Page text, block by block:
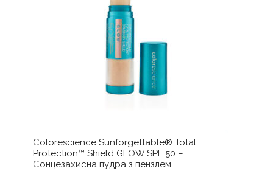
Colorescience Sunforgettable® Total
Protection™ Shield GLOW SPF 50 –
Сонцезахисна пудра з пензлем